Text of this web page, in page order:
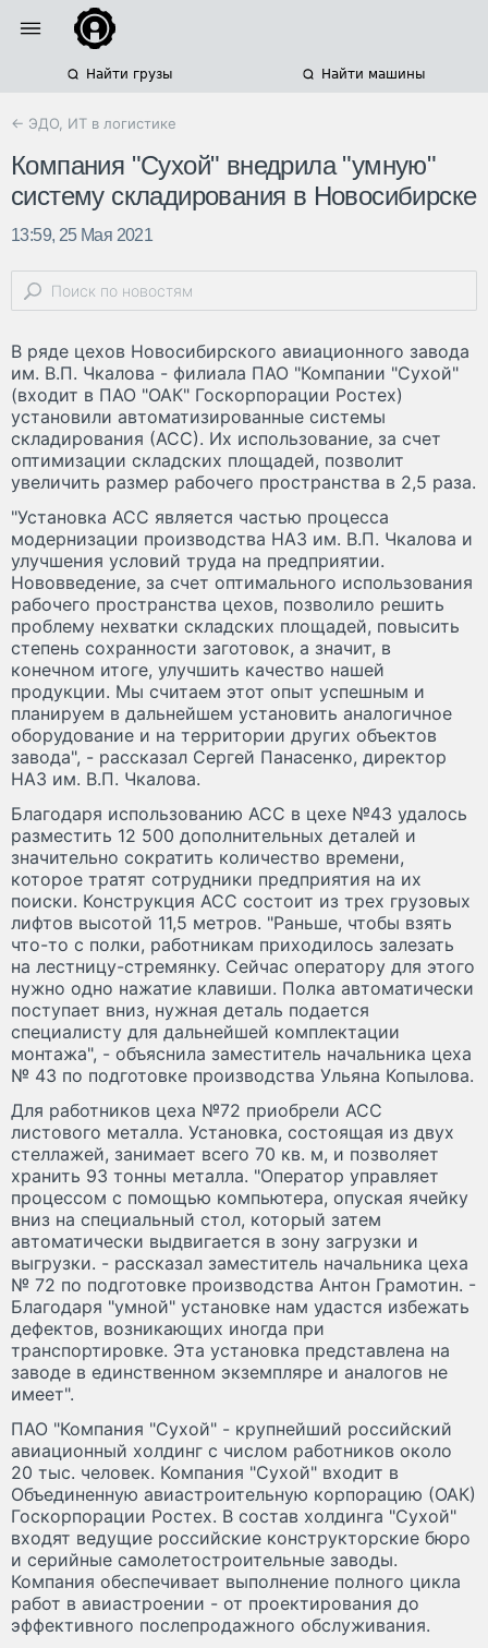
Найти грузы Найти машины
← ЭДО, ИТ в логистике
Компания "Сухой" внедрила "умную"
систему складирования в Новосибирске
13:59, 25 Мая 2021
В ряде цехов Новосибирского авиационного завода
им. В.П. Чкалова - филиала ПАО "Компании "Сухой"
(входит в ПАО "ОАК" Госкорпорации Ростех)
установили автоматизированные системы
складирования (АСС). Их использование, за счет
оптимизации складских площадей, позволит
увеличить размер рабочего пространства в 2,5 раза.
"Установка АСС является частью процесса
модернизации производства НАЗ им. В.П. Чкалова и
улучшения условий труда на предприятии.
Нововведение, за счет оптимального использования
рабочего пространства цехов, позволило решить
проблему нехватки складских площадей, повысить
степень сохранности заготовок, а значит, в
конечном итоге, улучшить качество нашей
продукции. Мы считаем этот опыт успешным и
планируем в дальнейшем установить аналогичное
оборудование и на территории других объектов
завода", - рассказал Сергей Панасенко, директор
НАЗ им. В.П. Чкалова.
Благодаря использованию АСС в цехе №43 удалось
разместить 12 500 дополнительных деталей и
значительно сократить количество времени,
которое тратят сотрудники предприятия на их
поиски. Конструкция АСС состоит из трех грузовых
лифтов высотой 11,5 метров. "Раньше, чтобы взять
что-то с полки, работникам приходилось залезать
на лестницу-стремянку. Сейчас оператору для этого
нужно одно нажатие клавиши. Полка автоматически
поступает вниз, нужная деталь подается
специалисту для дальнейшей комплектации
монтажа", - объяснила заместитель начальника цеха
№ 43 по подготовке производства Ульяна Копылова.
Для работников цеха №72 приобрели АСС
листового металла. Установка, состоящая из двух
стеллажей, занимает всего 70 кв. м, и позволяет
хранить 93 тонны металла. "Оператор управляет
процессом с помощью компьютера, опуская ячейку
вниз на специальный стол, который затем
автоматически выдвигается в зону загрузки и
выгрузки. - рассказал заместитель начальника цеха
№ 72 по подготовке производства Антон Грамотин. -
Благодаря "умной" установке нам удастся избежать
дефектов, возникающих иногда при
транспортировке. Эта установка представлена на
заводе в единственном экземпляре и аналогов не
имеет".
ПАО "Компания "Сухой" - крупнейший российский
авиационный холдинг с числом работников около
20 тыс. человек. Компания "Сухой" входит в
Объединенную авиастроительную корпорацию (ОАК)
Госкорпорации Ростех. В состав холдинга "Сухой"
входят ведущие российские конструкторские бюро
и серийные самолетостроительные заводы.
Компания обеспечивает выполнение полного цикла
работ в авиастроении - от проектирования до
эффективного послепродажного обслуживания.